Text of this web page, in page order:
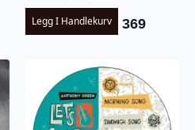
Legg I Handlekurv 369